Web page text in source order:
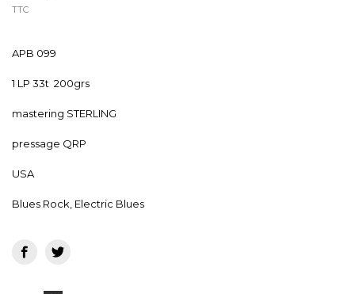
TTC
APB 099
1 LP 33t 200grs
mastering STERLING
pressage QRP
USA
Blues Rock, Electric Blues